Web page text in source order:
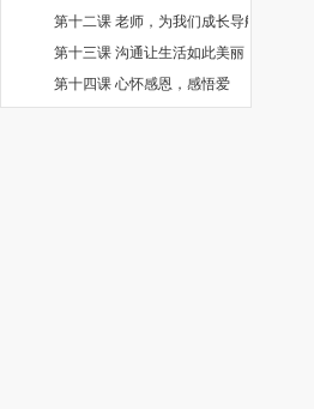
第十二课 老师，为我们成长导航
第十三课 沟通让生活如此美丽
第十四课 心怀感恩，感悟爱